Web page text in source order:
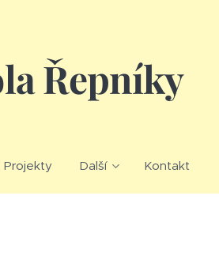
Řepníky
Projekty Další Kontakt